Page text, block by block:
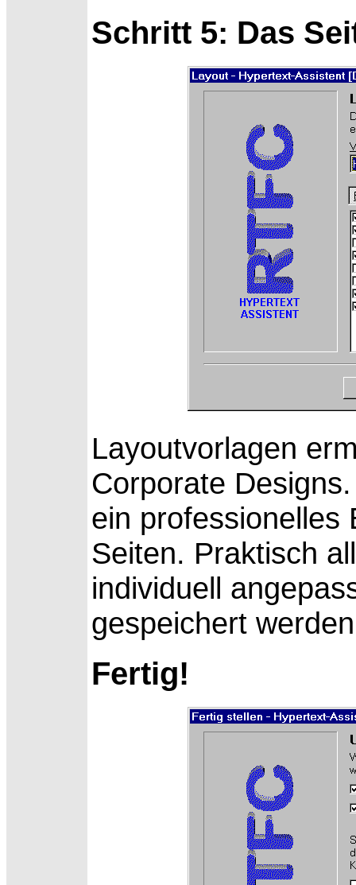
Schritt 5: Das
Layoutvorlagen
Corporate
ein professionelles
Seiten. Praktisch
individuell
gespeichert
Fertig!